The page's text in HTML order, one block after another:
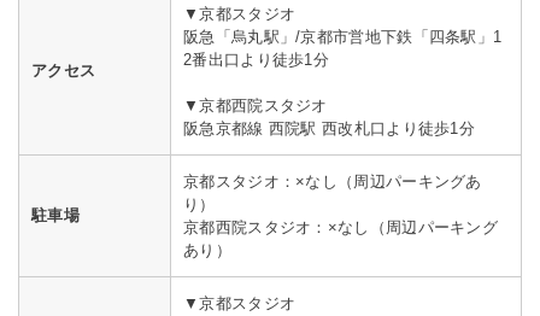
アクセス
▼京都スタジオ
阪急「烏丸駅」/京都市営地下鉄「四条駅」1
2番出口より徒歩1分
▼京都西院スタジオ
阪急京都線 西院駅 西改札口より徒歩1分
駐車場
京都スタジオ：×なし（周辺パーキングあ
り）
京都西院スタジオ：×なし（周辺パーキング
あり）
▼京都スタジオ